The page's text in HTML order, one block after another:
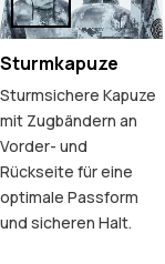
Sturmkapuze
Sturmsichere Kapuze
mit Zugbändern an
Vorder- und
Rückseite für eine
optimale Passform
und sicheren Halt.